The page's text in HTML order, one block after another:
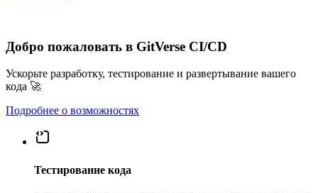
Добро пожаловать в GitVerse CI/CD
Ускорьте разработку, тестирование и развертывание вашего
кода 🚀
Подробнее о возможностях
Тестирование кода